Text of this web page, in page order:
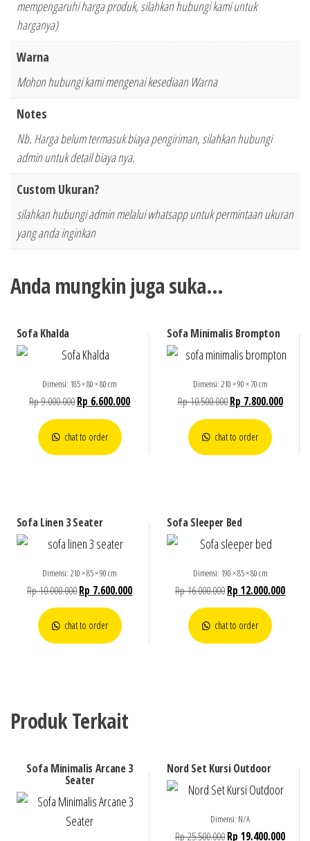
mempengaruhi harga produk, silahkan hubungi kami untuk
harganya)
Warna
Mohon hubungi kami mengenai kesediaan Warna
Notes
Nb. Harga belum termasuk biaya pengiriman, silahkan hubungi
admin untuk detail biaya nya.
Custom Ukuran?
silahkan hubungi admin melalui whatsapp untuk permintaan ukuran
yang anda inginkan
Anda mungkin juga suka…
Sofa Khalda
Dimensi: 185 × 80 × 80 cm
Rp9.000.000Rp 6.600.000
chat to order
Sofa Minimalis Brompton
Dimensi: 210 × 90 × 70 cm
Rp10.500.000 Rp 7.800.000
chat to order
Sofa Linen 3 Seater
Dimensi: 210 × 85 × 90 cm
Rp10.000.000Rp 7.600.000
chat to order
Sofa Sleeper Bed
Dimensi: 190 × 85 × 80 cm
Rp16.000.000Rp 12.000.000
chat to order
Produk Terkait
Sofa Minimalis Arcane 3
Seater
Nord Set Kursi Outdoor
Dimensi: N/A
Rp25.500.000Rp 19.400.000